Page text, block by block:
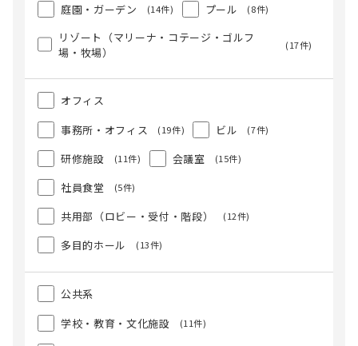
庭園・ガーデン (14件) プール (8件)
リゾート（マリーナ・コテージ・ゴルフ
場・牧場）
(17件)
オフィス
事務所・オフィス
(19件) ビル (7件)
研修施設 (11件) 会議室 (15件)
社員食堂 (5件)
共用部（ロビー・受付・階段） (12件)
多目的ホール (13件)
公共系
学校・教育・文化施設
(11件)